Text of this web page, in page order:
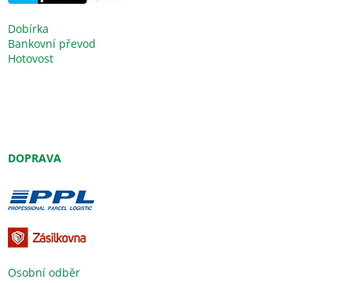
Dobírka
Bankovní převod
Hotovost
DOPRAVA
Osobní odběr